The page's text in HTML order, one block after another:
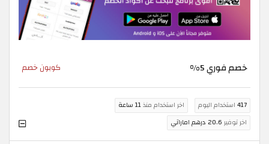
خصم فوري 5% كوبون خصم
417 استخدام اليوم اخر استخدام منذ11 ساعة
اخر توفير 20.6 درهم اماراتي